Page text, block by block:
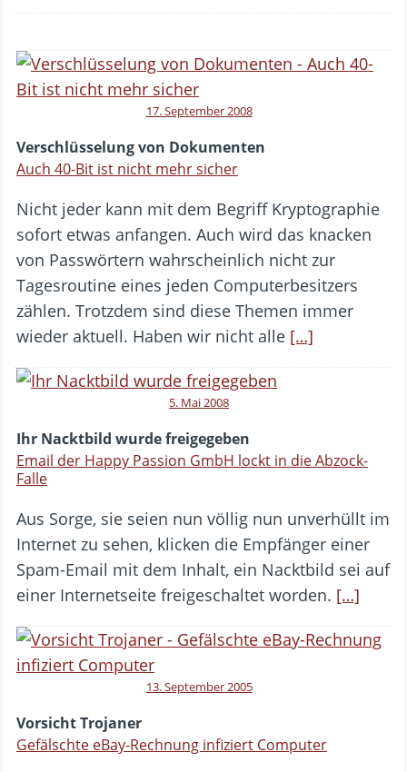
17. September 2008
Verschlüsselung von Dokumenten
Auch 40-Bit ist nicht mehr sicher
Nicht jeder kann mit dem Begriff Kryptographie
sofort etwas anfangen. Auch wird das knacken
von Passwörtern wahrscheinlich nicht zur
Tagesroutine eines jeden Computerbesitzers
zählen. Trotzdem sind diese Themen immer
wieder aktuell. Haben wir nicht alle […]
5. Mai 2008
Ihr Nacktbild wurde freigegeben
Email der Happy Passion GmbH lockt in die Abzock-
Falle
Aus Sorge, sie seien nun völlig nun unverhüllt im
Internet zu sehen, klicken die Empfänger einer
Spam-Email mit dem Inhalt, ein Nacktbild sei auf
einer Internetseite freigeschaltet worden. […]
13. September 2005
Vorsicht Trojaner
Gefälschte eBay-Rechnung infiziert Computer